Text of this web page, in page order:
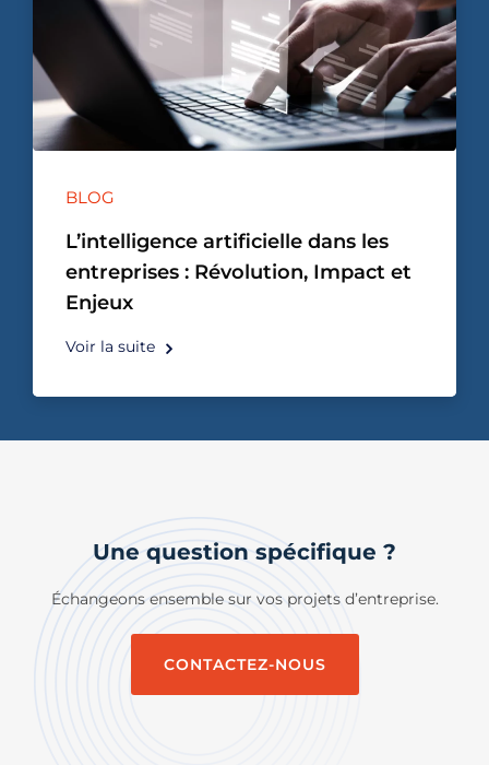
BLOG
L’intelligence artificielle dans les
entreprises : Révolution, Impact et
Enjeux
Voir la suite
Une question spécifique ?
Échangeons ensemble sur vos projets d’entreprise.
CONTACTEZ-NOUS